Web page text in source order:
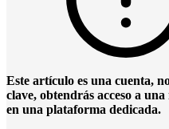
Este artículo es una cuenta,
clave, obtendrás acceso a
en una plataforma dedicada.